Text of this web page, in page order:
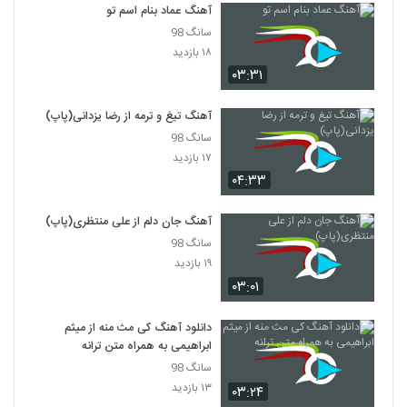
188
۳۷۸ بازدید
آهنگ مجید سلطانی بنام ماه من
۵۵۴ بازدید
دانلود آهنگ شال سفید از میثم جمشید پور به
همراه متن ترانه
191 بارون
192
آهنگ بلوار میرداماد از مهدی حائری(پاپ)
۳۷۹ بازدید
دانلود آهنگ احسان حیدری حس سرد
۰۳:۳۱
آهنگ عماد بنام اسم تو
سانگ 98
۱۸ بازدید
۰۴:۳۳
آهنگ تیغ و ترمه از رضا یزدانی(پاپ)
سانگ 98
۱۷ بازدید
۰۳:۰۱
آهنگ جان دلم از علی منتظری(پاپ)
سانگ 98
۱۹ بازدید
۰۳:۲۴
دانلود آهنگ کی مث منه از میثم
ابراهیمی به همراه متن ترانه
سانگ 98
۱۳ بازدید